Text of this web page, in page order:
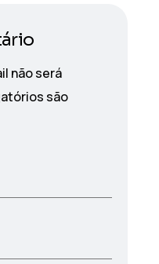
não será
são